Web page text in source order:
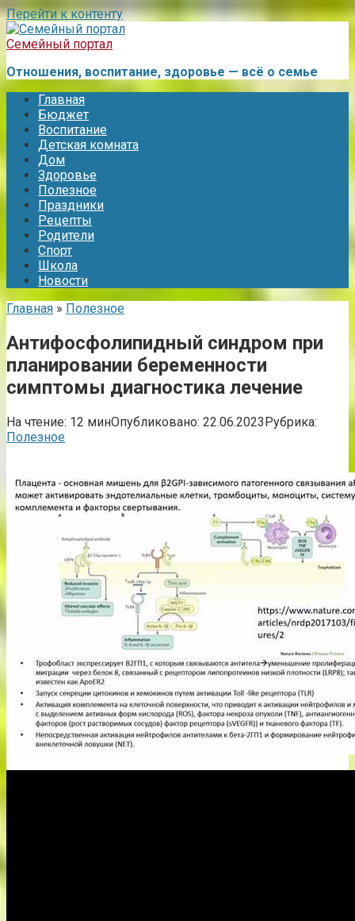
Перейти к контенту
Семейный портал
Отношения, воспитание, здоровье — всё о семье
Главная
Бюджет
Воспитание
Детская комната
Дом
Здоровье
Полезное
Праздники
Рецепты
Родители
Спорт
Школа
Новости
Главная » Полезное
Антифосфолипидный синдром при
планировании беременности
симптомы диагностика лечение
На чтение: 12 минОпубликовано: 22.06.2023Рубрика:
Полезное